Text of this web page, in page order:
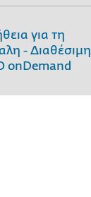
για τη
- Διαθέσιμη
onDemand